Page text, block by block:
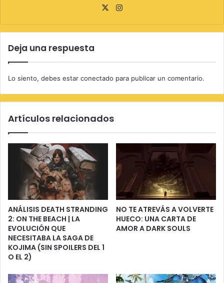
X
Deja una respuesta
Lo siento, debes estar conectado para publicar un comentario.
Artículos relacionados
ANÁLISIS DEATH STRANDING
2: ON THE BEACH | LA
EVOLUCIÓN QUE
NECESITABA LA SAGA DE
KOJIMA (SIN SPOILERS DEL 1
O EL 2)
NO TE ATREVÁS A VOLVERTE
HUECO: UNA CARTA DE
AMOR A DARK SOULS